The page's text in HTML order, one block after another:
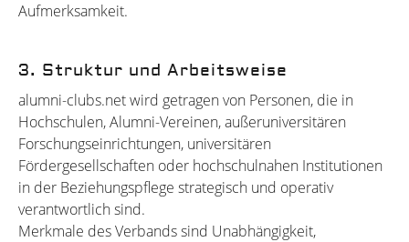
Aufmerksamkeit.
3. Struktur und Arbeitsweise
alumni-clubs.net wird getragen von Personen, die in
Hochschulen, Alumni-Vereinen, außeruniversitären
Forschungseinrichtungen, universitären
Fördergesellschaften oder hochschulnahen Institutionen
in der Beziehungspflege strategisch und operativ
verantwortlich sind.
Merkmale des Verbands sind Unabhängigkeit,